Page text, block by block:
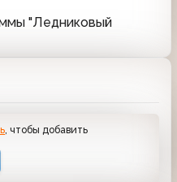
"Ледниковый
, чтобы добавить